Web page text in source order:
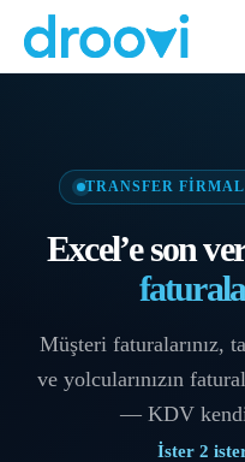
TRANSFER
Excel’e son
Müşteri faturalarınız,
ve yolcularınızın
— KDV
İster 2